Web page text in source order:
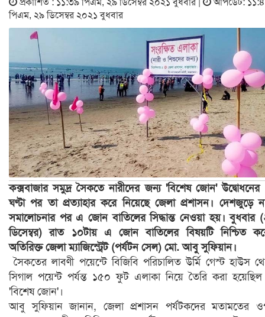
পিএম, ২৯ ডিসেম্বর ২০২১ বুধবার
কক্সবাজার সমুদ্র সৈকতে নারীদের জন্য 'বিশেষ জোন' উদ্বোধনের
ঘণ্টা পর তা প্রত্যাহার করে নিয়েছে জেলা প্রশাসন। দেশজুড়ে
সমালোচনার পর এ জোন বাতিলের সিদ্ধান্ত নেওয়া হয়। বুধবার
ডিসেম্বর) রাত ১০টায় এ জোন বাতিলের বিষয়টি নিশ্চিত
অতিরিক্ত জেলা ম্যাজিস্ট্রেট (পর্যটন সেল) মো. আবু সুফিয়ান।
সৈকতের লাবণী পয়েন্টে বিজিবি পরিচালিত উর্মি গেস্ট হাউস
সিগাল পয়েন্ট পর্যন্ত ১৫০ ফুট এলাকা নিয়ে তৈরি করা
'বিশেষ জোন'।
আবু সুফিয়ান জানান, জেলা প্রশাসন পর্যটকদের মতামতের